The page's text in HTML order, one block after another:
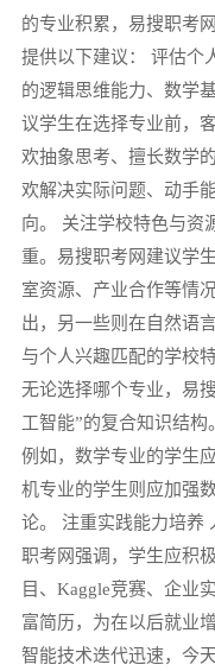
的专业积累，易搜职考
提供以下建议： 评估个
的逻辑思维能力、数学
议学生在选择专业前，
欢抽象思考、擅长数学
欢解决实际问题、动手
向。 关注学校特色与资
重。易搜职考网建议学
室资源、产业合作等情
出，另一些则在自然语
与个人兴趣匹配的学校
无论选择哪个专业，易
工智能”的复合知识结构。
例如，数学专业的学生
机专业的学生则应加强
论。 注重实践能力培养
职考网强调，学生应积
目、Kaggle竞赛、企业
富简历，为在以后就业
智能技术迭代迅速，今